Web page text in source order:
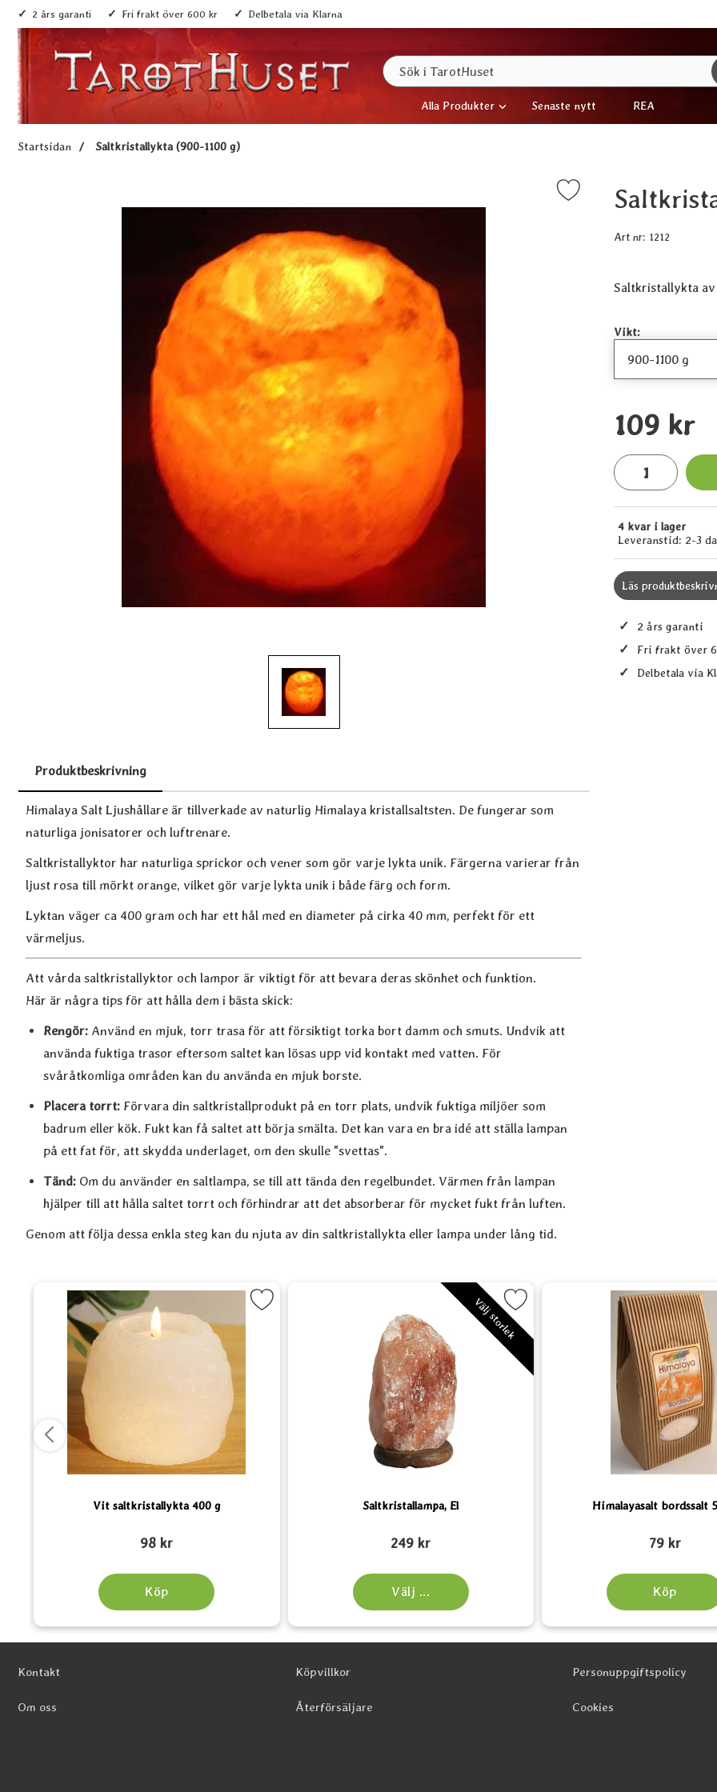
2 års garanti Fri frakt över 600 kr Delbetala via Klarna
Sök
Alla Produkter Senaste nytt REA
Startsidan Saltkristallykta (900-1100 g)
Markera saltkristallykta (900-1100 g) som favorit
Art nr: 1212
Saltkristallykta
Vikt:
pris
109 kr
antal
Tillgänglighet:
4 kvar i lager
Leveranstid: 2-3
Läs
✓ 2 års garanti
✓ Fri frakt över
✓ Delbetala via
Produktbeskrivning
Produktbeskrivning
Himalaya Salt Ljushållare är tillverkade av naturlig Himalaya kristallsaltsten. De fungerar som
naturliga jonisatorer och luftrenare.
Saltkristallyktor har naturliga sprickor och vener som gör varje lykta unik. Färgerna varierar från
ljust rosa till mörkt orange, vilket gör varje lykta unik i både färg och form.
Lyktan väger ca 400 gram och har ett hål med en diameter på cirka 40 mm, perfekt för ett
värmeljus.
Att vårda saltkristallyktor och lampor är viktigt för att bevara deras skönhet och funktion.
Här är några tips för att hålla dem i bästa skick:
Rengör: Använd en mjuk, torr trasa för att försiktigt torka bort damm och smuts. Undvik att
använda fuktiga trasor eftersom saltet kan lösas upp vid kontakt med vatten. För
svåråtkomliga områden kan du använda en mjuk borste.
Placera torrt: Förvara din saltkristallprodukt på en torr plats, undvik fuktiga miljöer som
badrum eller kök. Fukt kan få saltet att börja smälta. Det kan vara en bra idé att ställa lampan
på ett fat för, att skydda underlaget, om den skulle "svettas".
Tänd: Om du använder en saltlampa, se till att tända den regelbundet. Värmen från lampan
hjälper till att hålla saltet torrt och förhindrar att det absorberar för mycket fukt från luften.
Genom att följa dessa enkla steg kan du njuta av din saltkristallykta eller lampa under lång tid.
Shui, klot 3 kg som favorit
Vit saltkristallykta 400 g
98 kr
Köp
Markera Vit saltkristallykta 400 g som favorit Välj storlek
Saltkristallampa, El
249 kr
Välj ...
Markera Saltkristallampa, El som favorit
Himalayasalt bordssalt
79 kr
Köp
Markera
Sidfot Blandad info och länkar
Kontakt
Om oss
Köpvillkor
Återförsäljare
Personuppgiftspolicy
Cookies